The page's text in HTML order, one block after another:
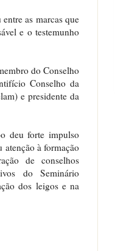
as marcas que
e o testemunho
do Conselho
Conselho da
e presidente da
deu forte impulso
atenção à formação
de conselhos
do Seminário
dos leigos e na